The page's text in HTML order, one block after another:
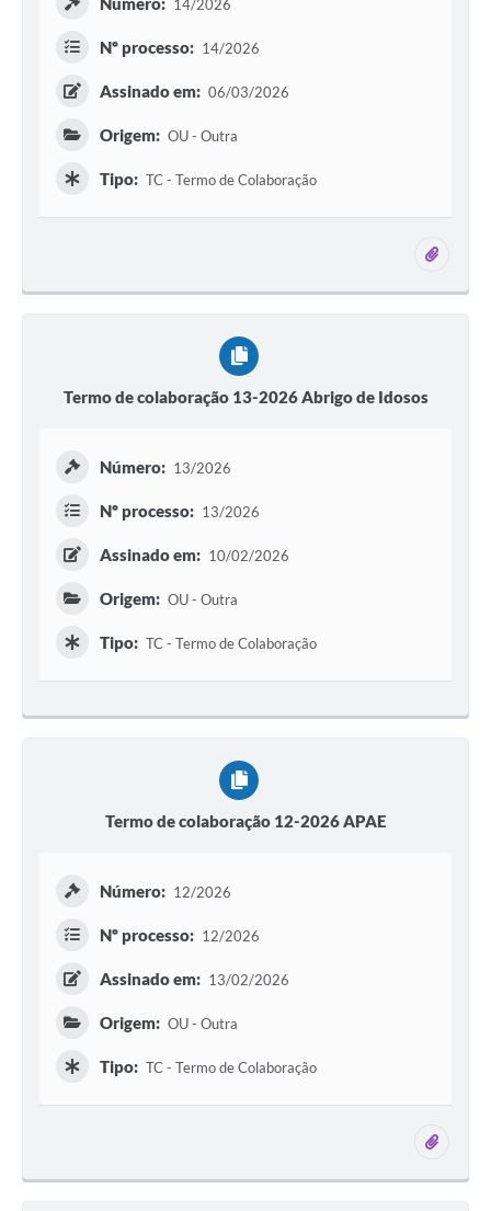
14/2026
Nº processo: 14/2026
Assinado em: 06/03/2026
Origem: OU - Outra
Tipo: TC - Termo de Colaboração
Termo de colaboração 13-2026 Abrigo de Idosos
Número: 13/2026
Nº processo: 13/2026
Assinado em: 10/02/2026
Origem: OU - Outra
Tipo: TC - Termo de Colaboração
Termo de colaboração 12-2026 APAE
Número: 12/2026
Nº processo: 12/2026
Assinado em: 13/02/2026
Origem: OU - Outra
Tipo: TC - Termo de Colaboração